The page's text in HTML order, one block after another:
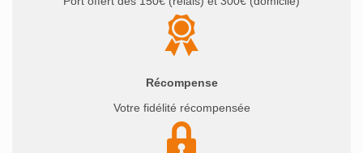
Récompense
Votre fidélité récompensée